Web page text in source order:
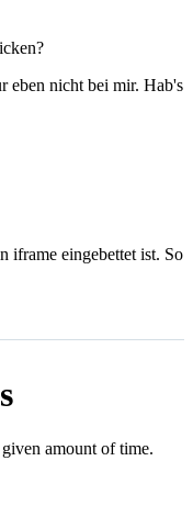
eben nicht bei mir. Hab's
iframe eingebettet ist. So